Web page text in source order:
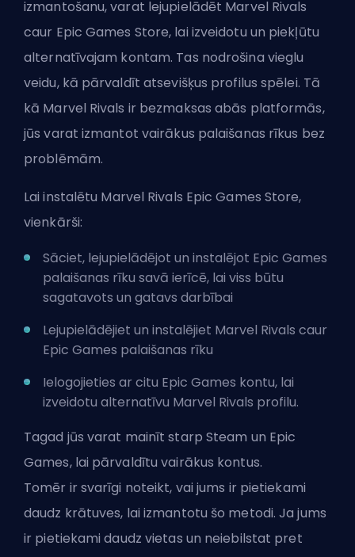
izmantošanu, varat lejupielādēt Marvel Rivals
caur Epic Games Store, lai izveidotu un piekļūtu
alternatīvajam kontam. Tas nodrošina vieglu
veidu, kā pārvaldīt atsevišķus profilus spēlei. Tā
kā Marvel Rivals ir bezmaksas abās platformās,
jūs varat izmantot vairākus palaišanas rīkus bez
problēmām.
Lai instalētu Marvel Rivals Epic Games Store,
vienkārši:
Sāciet, lejupielādējot un instalējot Epic Games
palaišanas rīku savā ierīcē, lai viss būtu
sagatavots un gatavs darbībai
Lejupielādējiet un instalējiet Marvel Rivals caur
Epic Games palaišanas rīku
Ielogojieties ar citu Epic Games kontu, lai
izveidotu alternatīvu Marvel Rivals profilu.
Tagad jūs varat mainīt starp Steam un Epic
Games, lai pārvaldītu vairākus kontus.
Tomēr ir svarīgi noteikt, vai jums ir pietiekami
daudz krātuves, lai izmantotu šo metodi. Ja jums
ir pietiekami daudz vietas un neiebilstat pret